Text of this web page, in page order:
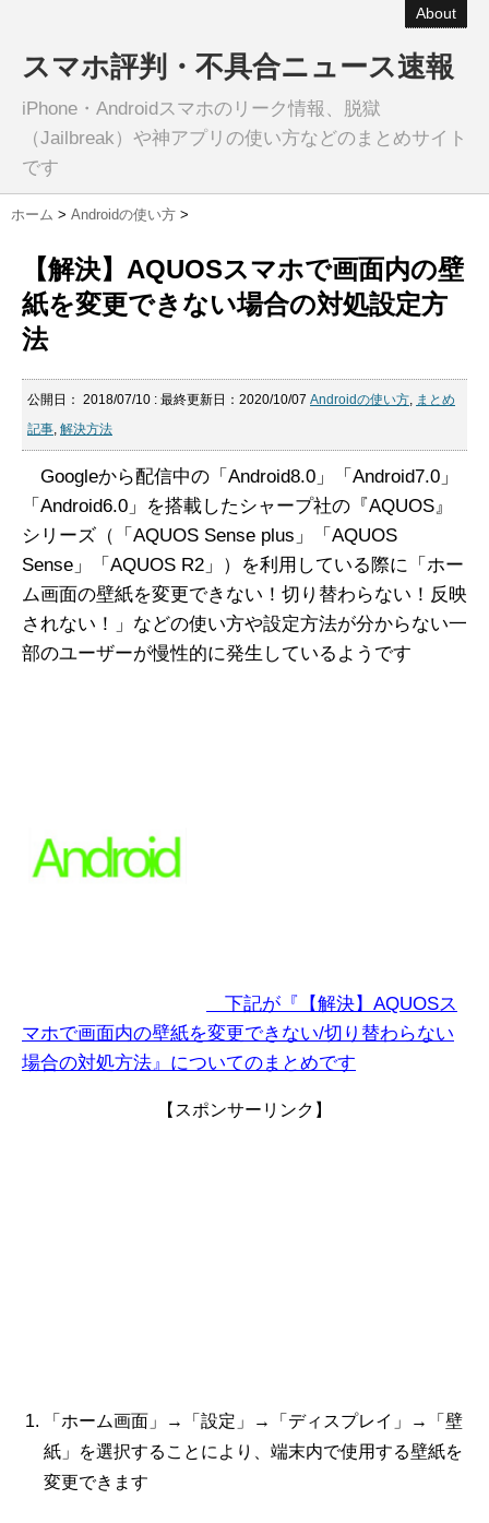
About
スマホ評判・不具合ニュース速報
iPhone・Androidスマホのリーク情報、脱獄
（Jailbreak）や神アプリの使い方などのまとめサイト
です
ホーム > Androidの使い方 >
【解決】AQUOSスマホで画面内の壁
紙を変更できない場合の対処設定方
法
公開日： 2018/07/10 : 最終更新日：2020/10/07 Androidの使い方, まとめ
記事, 解決方法
Googleから配信中の「Android8.0」「Android7.0」
「Android6.0」を搭載したシャープ社の『AQUOS』
シリーズ（「AQUOS Sense plus」「AQUOS
Sense」「AQUOS R2」）を利用している際に「ホー
ム画面の壁紙を変更できない！切り替わらない！反映
されない！」などの使い方や設定方法が分からない一
部のユーザーが慢性的に発生しているようです
下記が『【解決】AQUOSス
マホで画面内の壁紙を変更できない/切り替わらない
場合の対処方法』についてのまとめです
【スポンサーリンク】
「ホーム画面」→「設定」→「ディスプレイ」→「壁
紙」を選択することにより、端末内で使用する壁紙を
変更できます